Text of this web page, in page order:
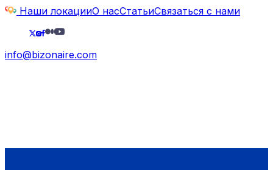
Наши локацииО насСтатьиСвязаться с нами
info@bizonaire.com